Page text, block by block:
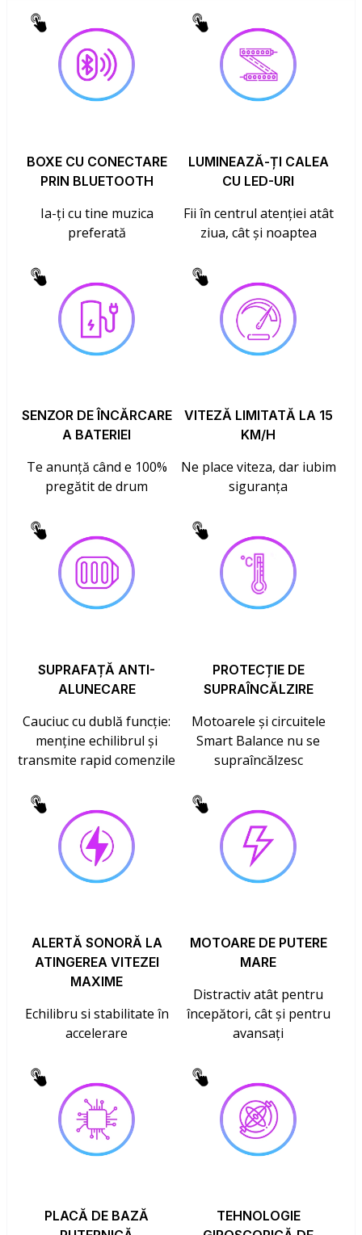
BOXE CU CONECTARE
PRIN BLUETOOTH
Ia-ți cu tine muzica
preferată
LUMINEAZĂ-ȚI CALEA
CU LED-URI
Fii în centrul atenției atât
ziua, cât și noaptea
SENZOR DE ÎNCĂRCARE
A BATERIEI
Te anunță când e 100%
pregătit de drum
VITEZĂ LIMITATĂ LA 15
KM/H
Ne place viteza, dar iubim
siguranța
SUPRAFAȚĂ ANTI-
ALUNECARE
Cauciuc cu dublă funcție:
menține echilibrul și
transmite rapid comenzile
PROTECȚIE DE
SUPRAÎNCĂLZIRE
Motoarele și circuitele
Smart Balance nu se
supraîncălzesc
ALERTĂ SONORĂ LA
ATINGEREA VITEZEI
MAXIME
Echilibru si stabilitate în
accelerare
MOTOARE DE PUTERE
MARE
Distractiv atât pentru
începători, cât și pentru
avansați
PLACĂ DE BAZĂ
TEHNOLOGIE